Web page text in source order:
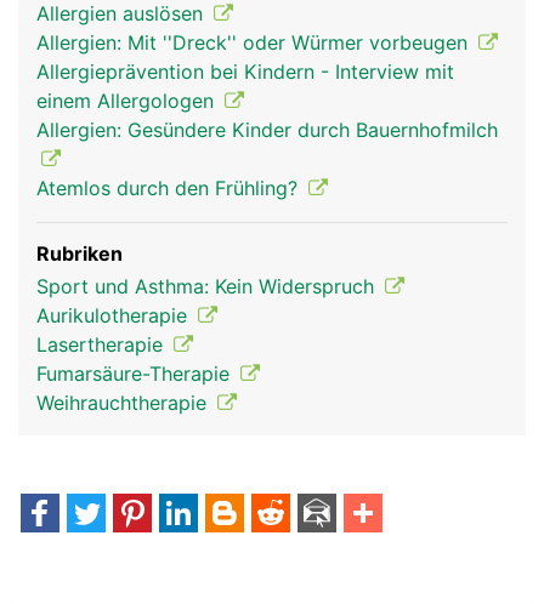
Allergien auslösen
Allergien: Mit ''Dreck'' oder Würmer vorbeugen
Allergieprävention bei Kindern - Interview mit
einem Allergologen
Allergien: Gesündere Kinder durch Bauernhofmilch
Atemlos durch den Frühling?
Rubriken
Sport und Asthma: Kein Widerspruch
Aurikulotherapie
Lasertherapie
Fumarsäure-Therapie
Weihrauchtherapie